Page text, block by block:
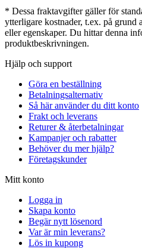
* Dessa fraktavgifter gäller för
ytterligare kostnader, t.ex. på grund
eller egenskaper. Du hittar denna
produktbeskrivningen.
Hjälp och support
Göra en beställning
Betalningsalternativ
Så här använder du ditt konto
Frakt och leverans
Returer & återbetalningar
Kampanjer och rabatter
Behöver du mer hjälp?
Företagskunder
Mitt konto
Logga in
Skapa konto
Begär nytt lösenord
Var är min leverans?
Lös in kupong